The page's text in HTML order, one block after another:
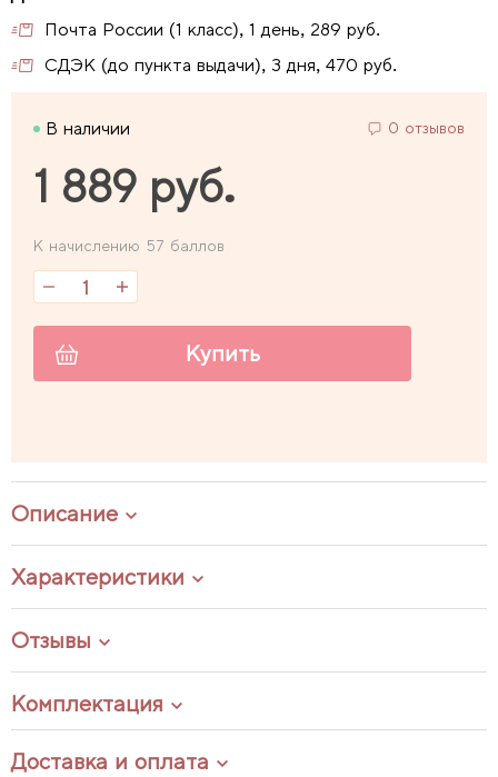
Почта России (1 класс), 1 день, 289 руб.
СДЭК (до пункта выдачи), 3 дня, 470 руб.
В наличии 0 отзывов
1 889 руб.
К начислению 57 баллов
Купить
Описание
Характеристики
Отзывы
Комплектация
Доставка и оплата